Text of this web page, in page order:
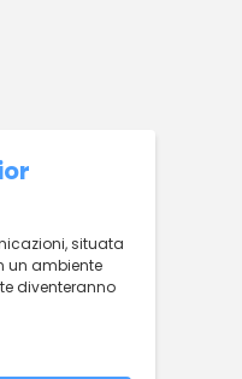
situata
un ambiente
diventeranno